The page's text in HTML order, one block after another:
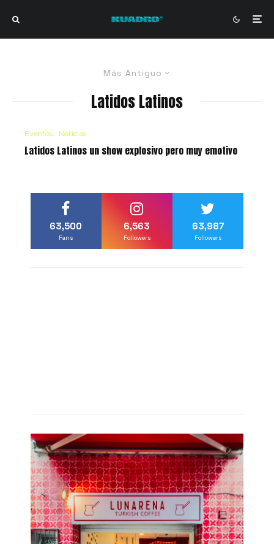
Más Antiguo
Latidos Latinos
Eventos Noticias
Latidos Latinos un show explosivo pero muy emotivo
63,500
Fans
6,563
Followers
63,987
Followers